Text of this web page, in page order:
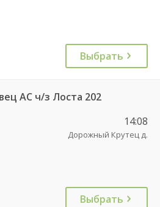
Выбрать
АС ч/з Лоста 202
14:08
Дорожный Крутец д.
Выбрать